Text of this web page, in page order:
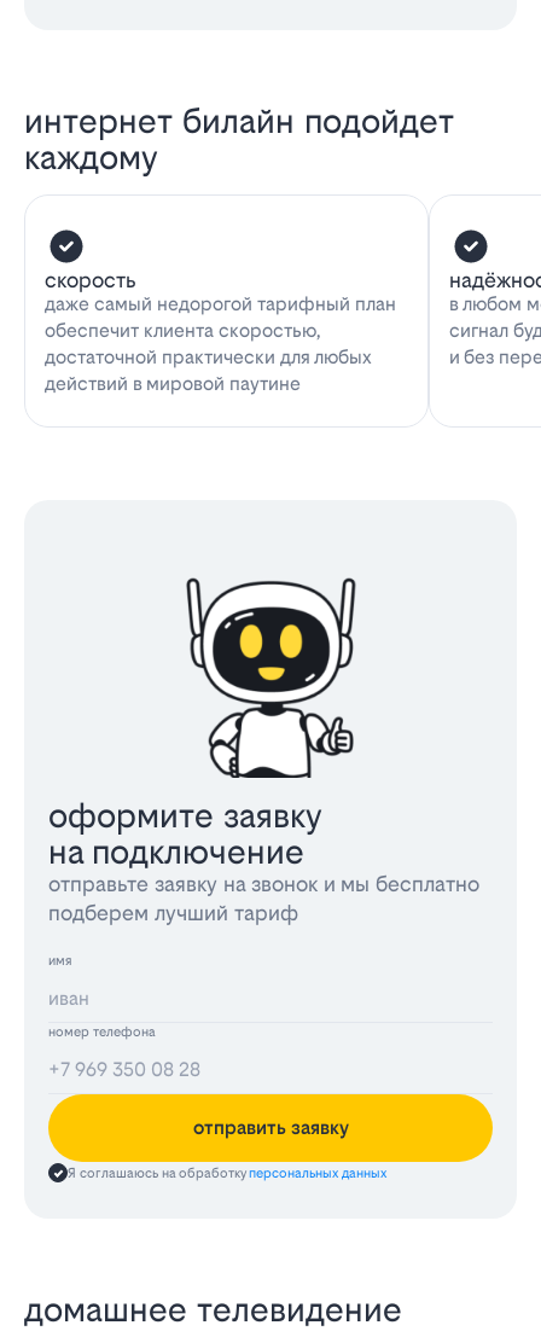
интернет билайн подойдет
каждому
скорость
даже самый недорогой тарифный план
обеспечит клиента скоростью,
достаточной практически для любых
действий в мировой паутине
в любом
сигнал
и без
оформите заявку
на подключение
отправьте заявку на звонок и мы бесплатно
подберем лучший тариф
имя
номер телефона
отправить заявку
Я соглашаюсь на обработкуперсональных данных
домашнее телевидение